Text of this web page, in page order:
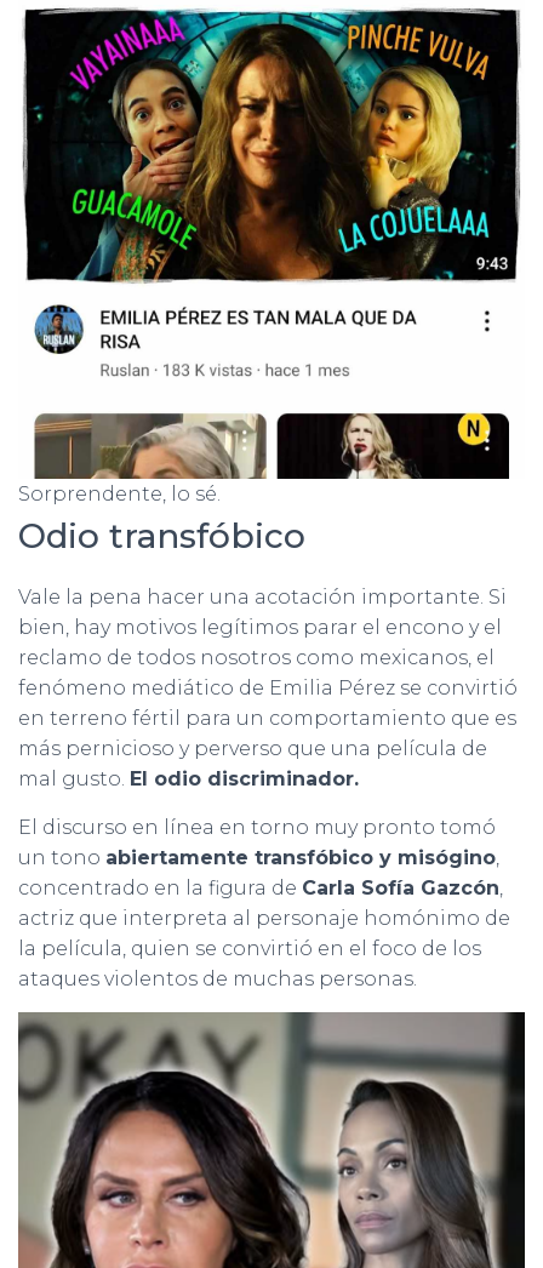
Sorprendente, lo sé.
Odio transfóbico
Vale la pena hacer una acotación importante. Si
bien, hay motivos legítimos parar el encono y el
reclamo de todos nosotros como mexicanos, el
fenómeno mediático de Emilia Pérez se convirtió
en terreno fértil para un comportamiento que es
más pernicioso y perverso que una película de
mal gusto. El odio discriminador.
El discurso en línea en torno muy pronto tomó
un tono abiertamente transfóbico y misógino
concentrado en la figura de Carla Sofía Gazcón
actriz que interpreta al personaje homónimo de
la película, quien se convirtió en el foco de los
ataques violentos de muchas personas.